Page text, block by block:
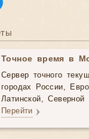
Точное время в
Сервер точного
городах России,
Латинской,
Перейти